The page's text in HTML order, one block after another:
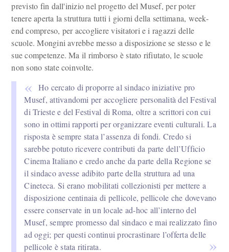
previsto fin dall'inizio nel progetto del Musef, per poter
tenere aperta la struttura tutti i giorni della settimana, week-
end compreso, per accogliere visitatori e i ragazzi delle
scuole. Mongini avrebbe messo a disposizione se stesso e le
sue competenze. Ma il rimborso è stato rifiutato, le scuole
non sono state coinvolte.
Ho cercato di proporre al sindaco iniziative pro
Musef, attivandomi per accogliere personalità del Festival
di Trieste e del Festival di Roma, oltre a scrittori con cui
sono in ottimi rapporti per organizzare eventi culturali. La
risposta è sempre stata l’assenza di fondi. Credo si
sarebbe potuto ricevere contributi da parte dell’Ufficio
Cinema Italiano e credo anche da parte della Regione se
il sindaco avesse adibito parte della struttura ad una
Cineteca. Si erano mobilitati collezionisti per mettere a
disposizione centinaia di pellicole, pellicole che dovevano
essere conservate in un locale ad-hoc all’interno del
Musef, sempre promesso dal sindaco e mai realizzato fino
ad oggi; per questi continui procrastinare l’offerta delle
pellicole è stata ritirata.